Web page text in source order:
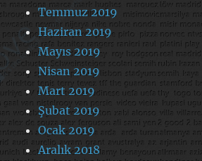
Temmuz 2019
Haziran 2019
Mayıs 2019
Nisan 2019
Mart 2019
Şubat 2019
Ocak 2019
Aralık 2018